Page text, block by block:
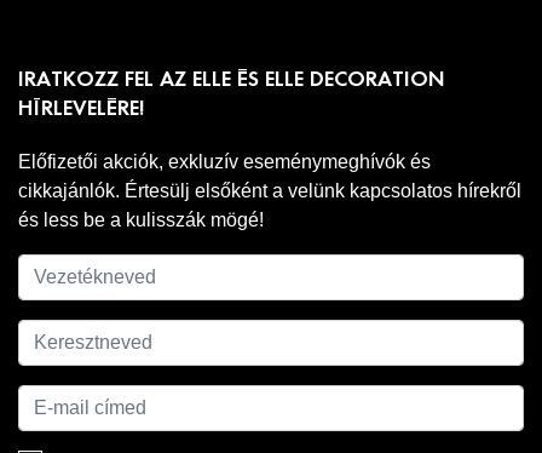
IRATKOZZ FEL AZ ELLE ÉS ELLE DECORATION
HÍRLEVELÉRE!
Előfizetői akciók, exkluzív eseménymeghívók és
cikkajánlók. Értesülj elsőként a velünk kapcsolatos hírekről
és less be a kulisszák mögé!